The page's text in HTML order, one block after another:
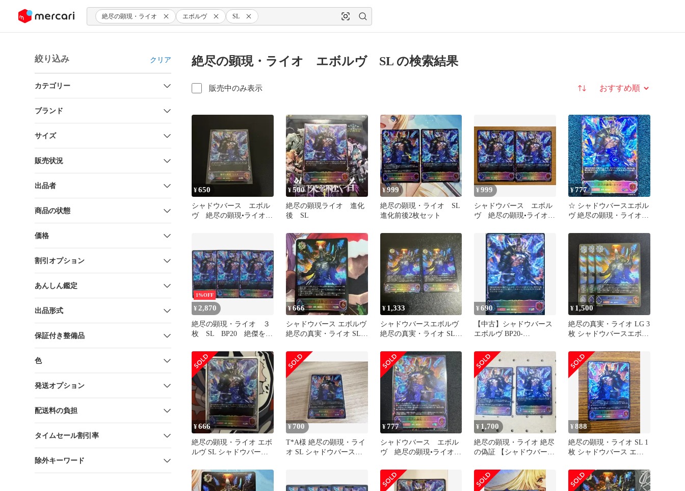
ツにスキップ 絶尽の顕現・ライオ エボルヴ SL
絞り込み クリア
カテゴリー
ブランド
サイズ
販売状況
出品者
商品の状態
価格
割引オプション
あんしん鑑定
出品形式
保証付き整備品
色
発送オプション
配送料の負担
タイムセール割引率
除外キーワード
絶尽の顕現・ライオ エボルヴ SL の検索結果
販売中のみ表示 並び替え
¥650
シャドウバース エボル
ヴ 絶尽の顕現•ライオ
¥500
絶尽の顕現ライオ 進化
後 SL
¥999
絶尽の顕現・ライオ SL
進化前後2枚セット
¥999
シャドウバース エボル
ヴ 絶尽の顕現•ライオ
¥777
☆ シャドウバースエボル
ヴ 絶尽の顕現・ライオ
枚 ☆
1%OFF
¥ 2,870
絶尽の顕現・ライオ ３
枚 SL BP20 絶傑を継
ボルヴ Shadowverse
EVOLVE ちゅうてつ
SL15
¥666
シャドウバース エボルヴ
絶尽の真実・ライオ SL 1
¥ 1,333
シャドウバースエボルヴ
絶尽の真実・ライオ SL 3
¥690
【中古】シャドウバース
エボルヴ BP20-
ライオ
¥ 1,500
絶尽の真実・ライオ LG 3
枚 シャドウバースエボル
¥666
絶尽の顕現・ライオ エボ
ルヴ SL シャドウバース
¥ 700
T*A様 絶尽の顕現・ライ
オ SL シャドウバースエ
¥777
シャドウバース エボル
ヴ 絶尽の顕現•ライオ
¥ 1,700
絶尽の顕現・ライオ 絶尽
の偽証 【シャドウバー
¥888
絶尽の顕現・ライオ SL 1
枚 シャドウバース エボ